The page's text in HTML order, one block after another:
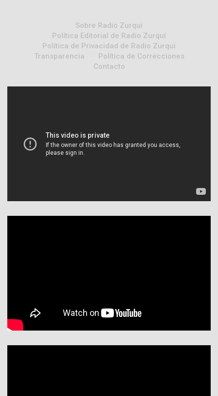
Sobre Radio Zurqui
Política Editorial de Radio Zurquí
Política de Privacidad de Radio Zurqui
Transparencia
Política de Correcciones
Contacto